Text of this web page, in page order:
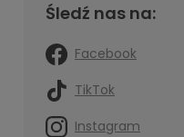
Śledź nas na:
Facebook
TikTok
Instagram